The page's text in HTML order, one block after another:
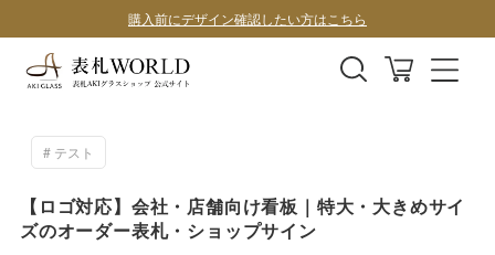
表札全商品、全国送料無料！
デザインサンプル1案100円
テスト
【ロゴ対応】会社・店舗向け看板｜特大・大きめサイ
ズのオーダー表札・ショップサイン